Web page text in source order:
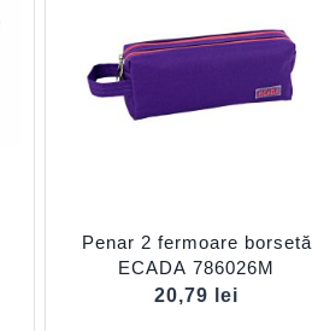
Penar 2 fermoare borsetă
ECADA 786026M
20,79
lei